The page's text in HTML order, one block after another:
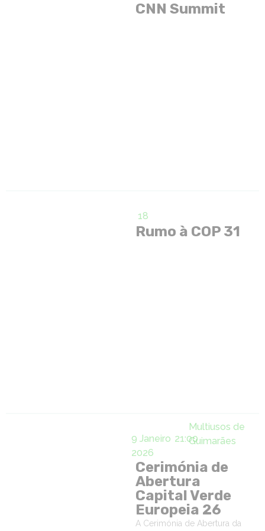
CNN Summit
18
Rumo à COP 31
9 Janeiro
2026
21:00
Multiusos de
Guimarães
Cerimónia de
Abertura
Capital Verde
Europeia 26
A Cerimónia de Abertura da